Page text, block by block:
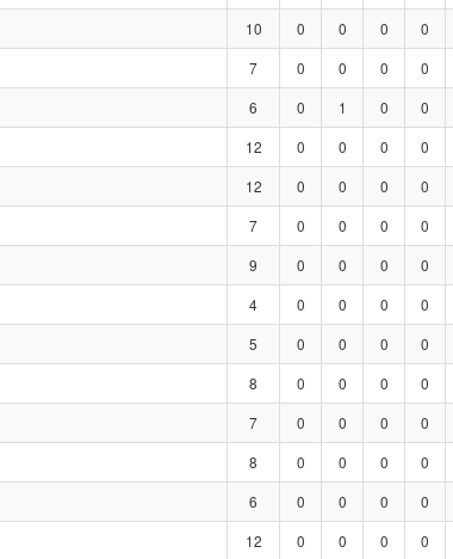
10 0 0 0 0
7 0 0 0 0
6 0 1 0 0
12 0 0 0 0
12 0 0 0 0
7 0 0 0 0
9 0 0 0 0
4 0 0 0 0
5 0 0 0 0
8 0 0 0 0
7 0 0 0 0
8 0 0 0 0
6 0 0 0 0
12 0 0 0 0